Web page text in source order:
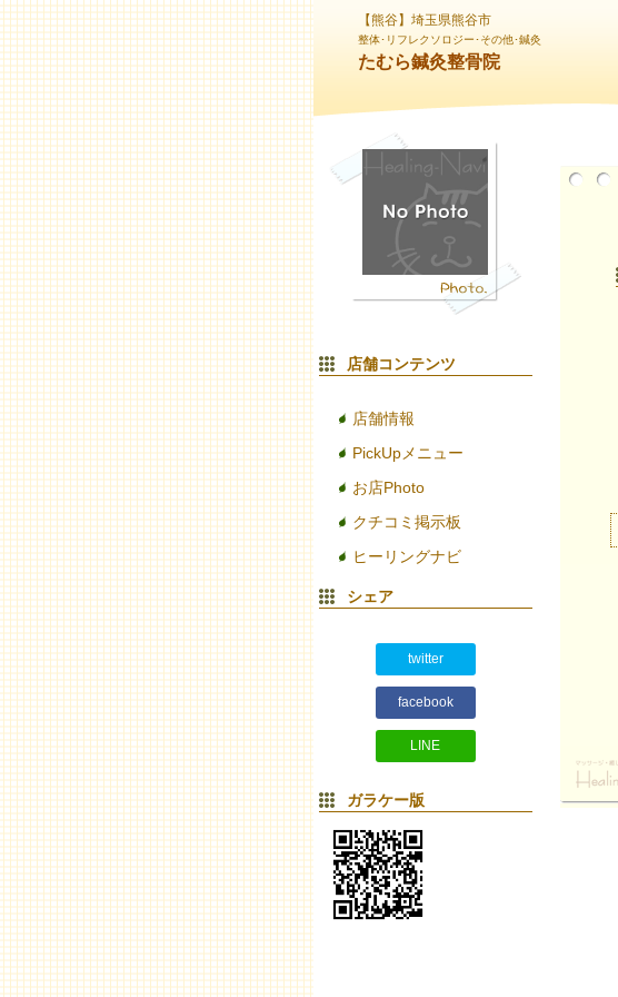
【熊谷】埼玉県熊谷市
整体･リフレクソロジー･その他･鍼灸
たむら鍼灸整骨院
店舗コンテンツ
店舗情報
PickUpメニュー
お店Photo
クチコミ掲示板
ヒーリングナビ
シェア
twitter
facebook
LINE
ガラケー版